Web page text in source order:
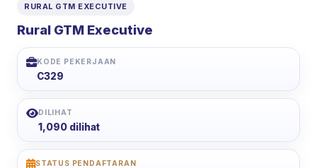
RURAL GTM EXECUTIVE
Rural GTM Executive
KODE PEKERJAAN
C329
DILIHAT
1,090 dilihat
STATUS PENDAFTARAN